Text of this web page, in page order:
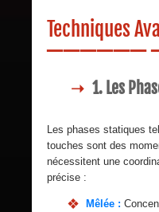
Techniques
1. Les
Les phases statiques
touches sont des
nécessitent une
précise :
Mêlée :